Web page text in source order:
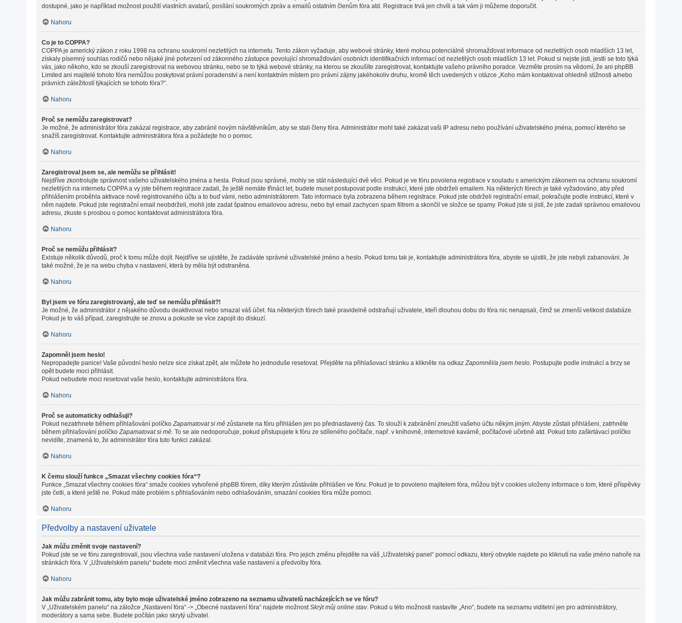
dostupné, jako je například možnost použití vlastních avatarů, posílání soukromých zpráv a emailů ostatním členům fóra atd. Registrace trvá jen chvíli a tak vám ji můžeme doporučit.
Nahoru
Co je to COPPA?
COPPA je americký zákon z roku 1998 na ochranu soukromí nezletilých na internetu. Tento zákon vyžaduje, aby webové stránky, které mohou potenciálně shromažďovat informace od nezletilých osob mladších 13 let,
získaly písemný souhlas rodičů nebo nějaké jiné potvrzení od zákonného zástupce povolující shromažďování osobních identifikačních informací od nezletilých osob mladších 13 let. Pokud si nejste jisti, jestli se toto týká
vás, jako někoho, kdo se zkouší zaregistrovat na webovou stránku, nebo se to týká webové stránky, na kterou se zkoušíte zaregistrovat, kontaktujte vašeho právního poradce. Vezměte prosím na vědomí, že ani phpBB
Limited ani majitelé tohoto fóra nemůžou poskytovat právní poradenství a není kontaktním místem pro právní zájmy jakéhokoliv druhu, kromě těch uvedených v otázce „Koho mám kontaktovat ohledně stížnosti a/nebo
právních záležitostí týkajících se tohoto fóra?“.
Nahoru
Proč se nemůžu zaregistrovat?
Je možné, že administrátor fóra zakázal registrace, aby zabránil novým návštěvníkům, aby se stali členy fóra. Administrátor mohl také zakázat vaši IP adresu nebo používání uživatelského jména, pomocí kterého se
snažíš zaregistrovat. Kontaktujte administrátora fóra a požádejte ho o pomoc.
Nahoru
Zaregistroval jsem se, ale nemůžu se přihlásit!
Nejdříve zkontrolujte správnost vašeho uživatelského jména a hesla. Pokud jsou správné, mohly se stát následující dvě věci. Pokud je ve fóru povolena registrace v souladu s americkým zákonem na ochranu soukromí
nezletilých na internetu COPPA a vy jste během registrace zadali, že ještě nemáte třináct let, budete muset postupovat podle instrukcí, které jste obdrželi emailem. Na některých fórech je také vyžadováno, aby před
přihlášením proběhla aktivace nově registrovaného účtu a to buď vámi, nebo administrátorem. Tato informace byla zobrazena během registrace. Pokud jste obdrželi registrační email, pokračujte podle instrukcí, které v
něm najdete. Pokud jste registrační email neobdrželi, mohli jste zadat špatnou emailovou adresu, nebo byl email zachycen spam filtrem a skončil ve složce se spamy. Pokud jste si jistí, že jste zadali správnou emailovou
adresu, zkuste s prosbou o pomoc kontaktovat administrátora fóra.
Nahoru
Proč se nemůžu přihlásit?
Existuje několik důvodů, proč k tomu může dojít. Nejdříve se ujistěte, že zadáváte správné uživatelské jméno a heslo. Pokud tomu tak je, kontaktujte administrátora fóra, abyste se ujistili, že jste nebyli zabanováni. Je
také možné, že je na webu chyba v nastavení, která by měla být odstraněna.
Nahoru
Byl jsem ve fóru zaregistrovaný, ale teď se nemůžu přihlásit?!
Je možné, že administrátor z nějakého důvodu deaktivoval nebo smazal váš účet. Na některých fórech také pravidelně odstraňují uživatele, kteří dlouhou dobu do fóra nic nenapsali, čímž se zmenší velikost databáze.
Pokud je to váš případ, zaregistrujte se znovu a pokuste se více zapojit do diskuzí.
Nahoru
Zapomněl jsem heslo!
Nepropadejte panice! Vaše původní heslo nelze sice získat zpět, ale můžete ho jednoduše resetovat. Přejděte na přihlašovací stránku a klikněte na odkazZapomněl/a jsem heslo. Postupujte podle instrukcí a brzy se
opět budete moci přihlásit.
Pokud nebudete moci resetovat vaše heslo, kontaktujte administrátora fóra.
Nahoru
Proč se automaticky odhlašuji?
Pokud nezatrhnete během přihlašování políčkoZapamatovat si mě zůstanete na fóru přihlášen jen po přednastavený čas. To slouží k zabránění zneužití vašeho účtu někým jiným. Abyste zůstali přihlášeni, zatrhněte
během přihlašování políčkoZapamatovat si mě. To se ale nedoporučuje, pokud přistupujete k fóru ze sdíleného počítače, např. v knihovně, internetové kavárně, počítačové učebně atd. Pokud toto zaškrtávací políčko
nevidíte, znamená to, že administrátor fóra tuto funkci zakázal.
Nahoru
K čemu slouží funkce „Smazat všechny cookies fóra“?
Funkce „Smazat všechny cookies fóra“ smaže cookies vytvořené phpBB fórem, díky kterým zůstáváte přihlášen ve fóru. Pokud je to povoleno majitelem fóra, můžou být v cookies uloženy informace o tom, které příspěvky
jste četli, a které ještě ne. Pokud máte problém s přihlašováním nebo odhlašováním, smazání cookies fóra může pomoci.
Nahoru
Předvolby a nastavení uživatele
Jak můžu změnit svoje nastavení?
Pokud jste se ve fóru zaregistrovali, jsou všechna vaše nastavení uložena v databázi fóra. Pro jejich změnu přejděte na váš „Uživatelský panel“ pomocí odkazu, který obvykle najdete po kliknutí na vaše jméno nahoře na
stránkách fóra. V „Uživatelském panelu“ budete moci změnit všechna vaše nastavení a předvolby fóra.
Nahoru
Jak můžu zabránit tomu, aby bylo moje uživatelské jméno zobrazeno na seznamu uživatelů nacházejících se ve fóru?
V „Uživatelském panelu“ na záložce „Nastavení fóra“ -> „Obecné nastavení fóra“ najdete možnostSkrýt můj online stav. Pokud u této možnosti nastavíte „Ano“, budete na seznamu viditelní jen pro administrátory,
moderátory a sama sebe. Budete počítán jako skrytý uživatel.